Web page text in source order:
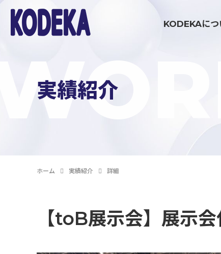
KODEKAにつ
イベント制作・運営
実績紹介
ホーム 実績紹介 詳細
【toB展示会】展示